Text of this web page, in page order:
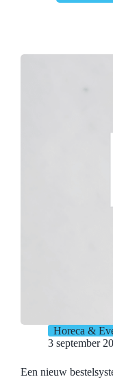
Horeca &
3 september
Een nieuw